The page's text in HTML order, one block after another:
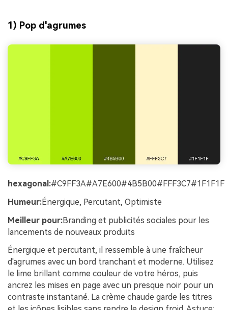
1) Pop d'agrumes
hexagonal:#C9FF3A#A7E600#4B5B00#FFF3C7#1F1F1F
Humeur:Énergique, Percutant, Optimiste
Meilleur pour:Branding et publicités sociales pour les
lancements de nouveaux produits
Énergique et percutant, il ressemble à une fraîcheur
d'agrumes avec un bord tranchant et moderne. Utilisez
le lime brillant comme couleur de votre héros, puis
ancrez les mises en page avec un presque noir pour un
contraste instantané. La crème chaude garde les titres